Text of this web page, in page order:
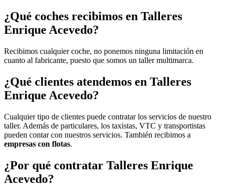
¿Qué coches recibimos en Talleres
Enrique Acevedo?
Recibimos cualquier coche, no ponemos ninguna limitación en
cuanto al fabricante, puesto que somos un taller multimarca.
¿Qué clientes atendemos en Talleres
Enrique Acevedo?
Cualquier tipo de clientes puede contratar los servicios de nuestro
taller. Además de particulares, los taxistas, VTC y transportistas
pueden contar con nuestros servicios. También recibimos a
empresas con flotas.
¿Por qué contratar Talleres Enrique
Acevedo?